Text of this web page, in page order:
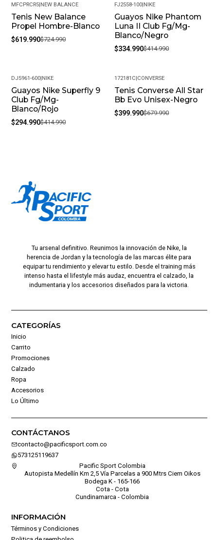
-14%
MFCPRCR5|NEW BALANCE
Tenis New Balance
Propel Hombre-Blanco
$619.990$724.990
-19%
FJ2558-100|NIKE
Guayos Nike Phantom
Luna II Club Fg/Mg-
Blanco/Negro
$334.990$414.990
-29%
DJ5961-600|NIKE
Guayos Nike Superfly 9
Club Fg/Mg-
Blanco/Rojo
$294.990$414.990
-41%
172181C|CONVERSE
Tenis Converse All Star
Bb Evo Unisex-Negro
$399.990$679.990
Tu arsenal definitivo. Reunimos la innovación de Nike, la
herencia de Jordan y la tecnología de las marcas élite para
equipar tu rendimiento y elevar tu estilo. Desde el training más
intenso hasta el lifestyle más audaz, encuentra el calzado, la
indumentaria y los accesorios diseñados para la victoria.
CATEGORÍAS
Inicio
Carrito
Promociones
Calzado
Ropa
Accesorios
Lo Último
CONTÁCTANOS
contacto@pacificsport.com.co
573125119637
Pacific Sport Colombia
Autopista Medellín Km 2,5 Vía Parcelas a 900 Mtrs Ciem Oikos
Bodega K - 165-166
Cota - Cota
Cundinamarca - Colombia
INFORMACIÓN
Términos y Condiciones